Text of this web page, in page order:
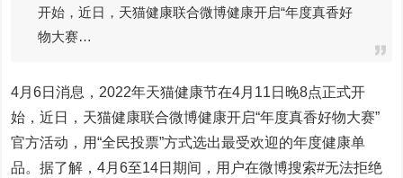
开始，近日，天猫健康联合微博健康开启“年度真香好
物大赛…
4月6日消息，2022年天猫健康节在4月11日晚8点正式开
始，近日，天猫健康联合微博健康开启“年度真香好物大赛”
官方活动，用“全民投票”方式选出最受欢迎的年度健康单
品。据了解，4月6至14日期间，用户在微博搜索#无法拒绝